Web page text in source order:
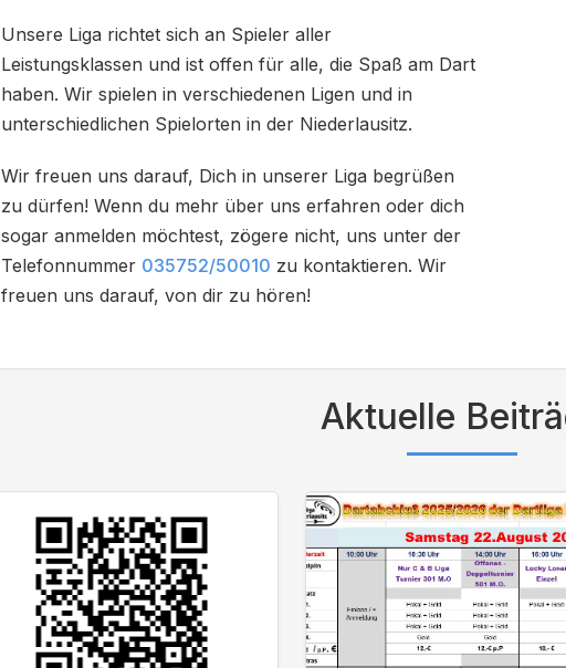
Unsere Liga richtet sich an Spieler aller
Leistungsklassen und ist offen für alle, die Spaß am Dart
haben. Wir spielen in verschiedenen Ligen und in
unterschiedlichen Spielorten in der Niederlausitz.
Wir freuen uns darauf, Dich in unserer Liga begrüßen
zu dürfen! Wenn du mehr über uns erfahren oder dich
sogar anmelden möchtest, zögere nicht, uns unter der
Telefonnummer 035752/50010 zu kontaktieren. Wir
freuen uns darauf, von dir zu hören!
Aktuelle